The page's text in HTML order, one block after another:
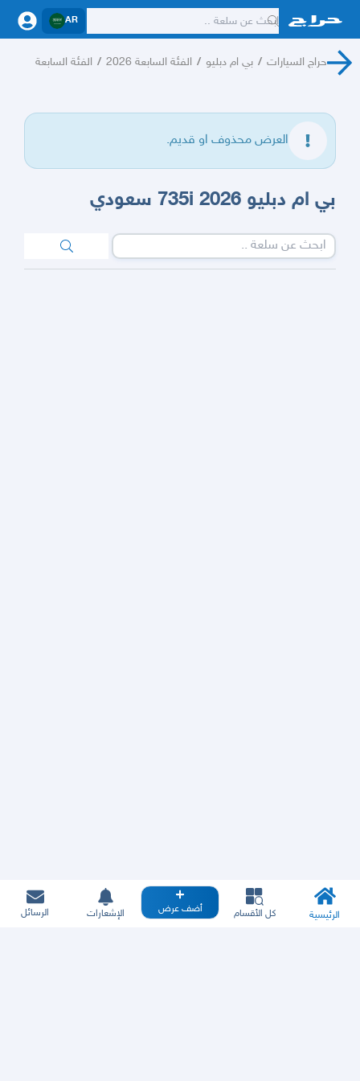
AR
حراج السيارات / بي ام دبليو / الفئة السابعة 2026 / الفئة السابعة
العرض محذوف او قديم.
بي ام دبليو 735i 2026 سعودي
الرئيسية كل الأقسام أضف عرض الإشعارات الرسائل